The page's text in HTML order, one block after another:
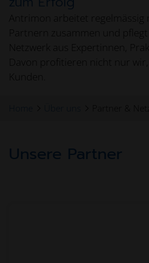
Antrimon arbeitet regelmässig
Partnern zusammen und pflegt
Netzwerk aus Expertinnen,
Davon profitieren nicht nur
Kunden.
Unsere Partner